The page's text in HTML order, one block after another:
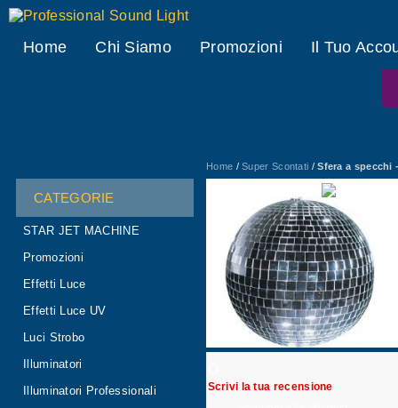
Home Chi Siamo Promozioni Il Tuo
Home /Super Scontati /Sfera a specchi
CATEGORIE
STAR JET MACHINE
Promozioni
Effetti Luce
Effetti Luce UV
Luci Strobo
Illuminatori
Illuminatori Professionali
Scrivi la tua recensione